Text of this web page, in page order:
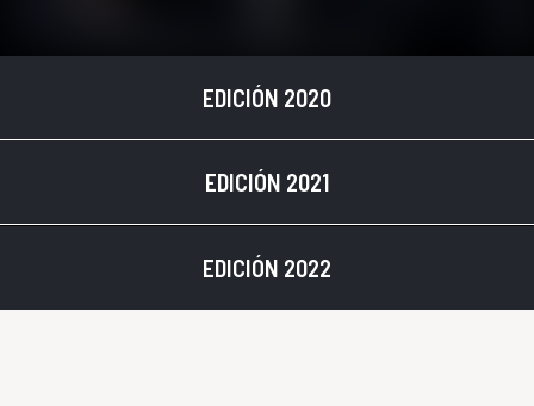
EDICIÓN 2020
EDICIÓN 2021
EDICIÓN 2022